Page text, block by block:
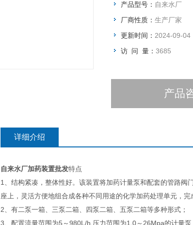
产品型号： 自来水厂
厂商性质： 生产厂家
更新时间： 2024-09-04
访 问 量： 3685
产品
详细介绍
自来水厂加药装置批发特点
1、结构紧凑，整体性好。该装置将加药计量泵和配套的管路
座上，灵活方便地组合成各种不同用途的化学加药处理单元，完
2、有二泵一箱、三泵二箱、四泵二箱、五泵二箱等多种形式；
3、配置流量范围为5～980L/h,压力范围为1.0～26Mpa的计量泵